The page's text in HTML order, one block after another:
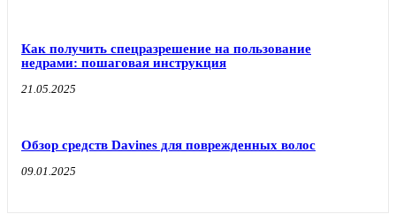
Как получить спецразрешение на пользование
недрами: пошаговая инструкция
21.05.2025
Обзор средств Davines для поврежденных волос
09.01.2025